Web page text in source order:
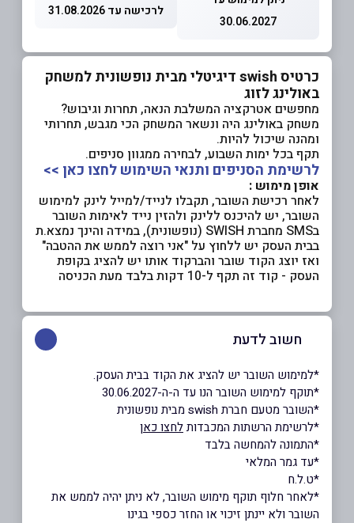
30.06.2027
לרכישה עד 31.08.2026
כרטיס swish דיגיטלי מבית נופשונית למשחק
באולינג לזוג
מחפשים אטרקציה המשלבת הנאה, תחרות וגיבוש?
משחק באולינג היה ונשאר המשחק הכי מגבש, תחרותי
ומהנה שיכול להיות.
תקף בכל ימות השבוע, לבחירה ממגוון סניפים.
לרשימת הסניפים ותנאי השימוש לחצו כאן >>
אופן מימוש :
לאחר רכישת השובר, תקבלו לנייד/למייל לינק למימוש
השובר, יש להיכנס ללינק ולהזין נייד לאימות השובר
בSMS מחברת SWISH (נופשונית), במידה והינך נמצא.ת
בבית העסק יש ללחוץ על "אני רוצה לממש את ההטבה"
ואז יוצג הקוד שובר והברקוד אותו יש להציג בקופת
העסק - קוד זה תקף ל-10 דקות בלבד מעת הכניסה
חשוב לדעת
*למימוש השובר יש להציג את הקוד בבית העסק.
*תוקף למימוש השובר הנו עד ה-ה-30.06.2027
*השובר מטעם חברת swish מבית נופשונית
*לרשימת הרשתות המכבדותלחצו כאן
*התמונה להמחשה בלבד
*עד גמר המלאי
*ט.ל.ח
*לאחר חלוף תוקף מימוש השובר, לא ניתן יהיה לממש את
השובר ולא יינתן זיכוי או החזר כספי בגינו